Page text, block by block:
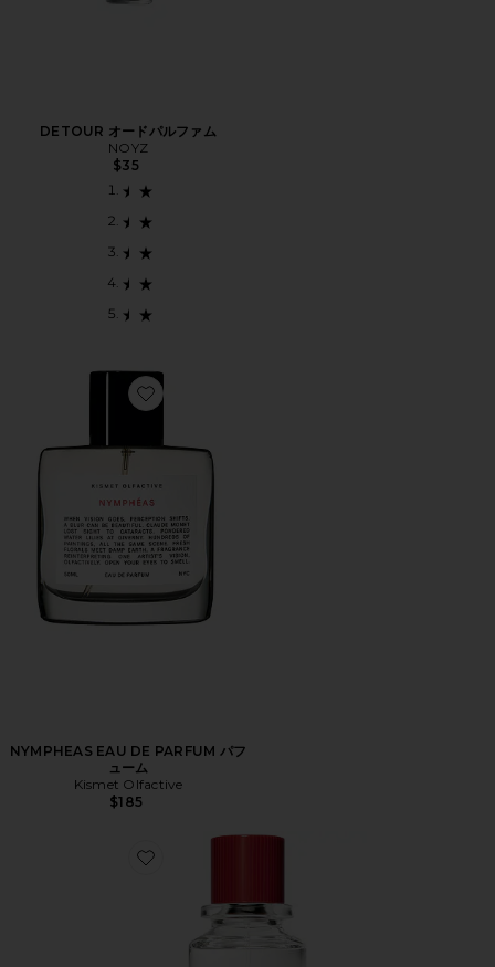
DETOUR オードパルファム
NOYZ
$35
Favorite NYMPHEAS EAU DE PARFUM パフューム
NYMPHEAS EAU DE PARFUM パフ
ューム
Kismet Olfactive
$185
Favorite SHADY GARDEN EAU DE PARFUM オードパ